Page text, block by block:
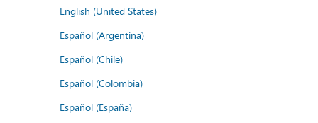
English (United States)
Español (Argentina)
Español (Chile)
Español (Colombia)
Español (España)